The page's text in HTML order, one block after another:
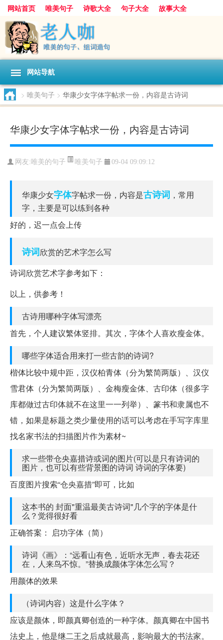
网站首页 唯美句子 诗歌大全 句子大全
故事大全
人生感悟
其他美文 美文欣赏
感人故事
句子分类
网站导航
> 唯美句子 > 华康少女字体字帖求一份，内容是古诗词
华康少女字体字帖求一份，内容是古诗词
网友: 唯美的句子 唯美句子 09-04 09:09:12
华康少女字体字帖求一份，内容是古诗词 ，常用
字，主要是可以练到各种
好的，迟一点会上传
诗词欣赏的艺术字怎么写
诗词欣赏艺术字参考如下：
以上，供参考！
古诗用哪种字体写漂亮
首先，个人建议繁体竖排。其次，字体个人喜欢瘦金体。
哪些字体适合用来打一些古韵的诗词?
楷体比较中规中距，汉仪柏青体（分为繁简两版）、汉仪
雪君体（分为繁简两版）、金梅瘦金体、古印体（很多字
库都做过古印体就不在这里一一列举）、篆书和隶属也不
错，如果是标题之类少量使用的话可以考虑在手写字库里
找名家书法的扫描图片作为素材~
求一些带仓央嘉措诗或词的图片(可以是只有诗词的
图片，也可以有些背景图的诗词 诗词的字体要)
百度图片搜索“仓央嘉措”即可，比如
这本书的 封面"重温最美古诗词"几个字的字体是什
么？觉得很好看
正确答案： 启功字体（简）
诗词《画》：“远看山有色，近听水无声，春去花还
在，人来鸟不惊。”替换成颜体字体怎么写？
用颜体的效果
（诗词内容）这是什么字体？
应该是颜体，即颜真卿创造的一种字体。颜真卿在中国书
法史上，他是继二王之后成就最高，影响最大的书法家。